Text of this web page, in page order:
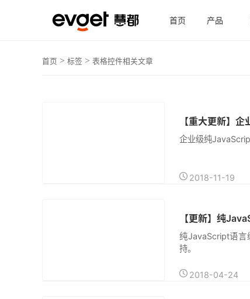
首页 产品
首页 > 标签 > 表格控件相关文章
【重大更新】
企业级纯
2018-11-19
【更新】纯
纯JavaScript语言
持。
2018-04-24